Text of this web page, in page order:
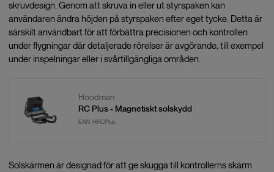
skruvdesign. Genom att skruva in eller ut styrspaken kan
användaren ändra höjden på styrspaken efter eget tycke. Detta är
särskilt användbart för att förbättra precisionen och kontrollen
under flygningar där detaljerade rörelser är avgörande, till exempel
under inspelningar eller i svårtillgängliga områden.
Hoodman
RC Plus - Magnetiskt solskydd
EAN: HRCPlus
Solskärmen är designad för att ge skugga till kontrollerns skärm